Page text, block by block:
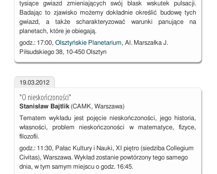
tysiące gwiazd zmieniających swój blask wskutek pulsacji.
Badając to zjawisko możemy dokładnie określić budowę tych
gwiazd, a także scharakteryzować warunki panujące na
planetach, które je obiegają.
godz.: 17:00, Olsztyńskie Planetarium, Al. Marszałka J.
Piłsudskiego 38, 10-450 Olsztyn
19.03.2012
"O nieskończoności"
Stanisław Bajtlik(CAMK, Warszawa)
Tematem wykładu jest pojęcie nieskończoności, jego historia,
własności, problem nieskończoności w matematyce, fizyce,
filozofii.
godz.: 11:30, Pałac Kultury i Nauki, XI piętro (siedziba Collegium
Civitas), Warszawa. Wykład zostanie powtórzony tego samego
dnia, w tym samym miejscu o godz. 16:45.